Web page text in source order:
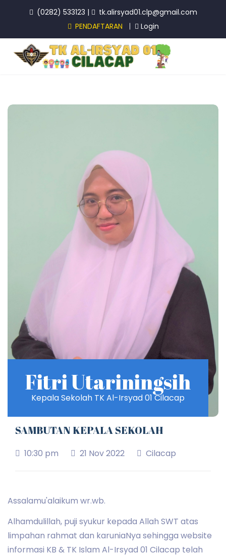
(0282) 533123 |
tk.alirsyad01.clp@gmail.com
PENDAFTARAN
Login
Fitri Utariningsih
Kepala Sekolah TK Al-Irsyad 01 Cilacap
SAMBUTAN KEPALA SEKOLAH
10:30 pm 21 Nov 2022 Cilacap
Assalamu'alaikum wr.wb.
Alhamdulillah, puji syukur kepada Allah SWT atas
limpahan rahmat dan karuniaNya sehingga website
informasi KB & TK Islam Al-Irsyad 01 Cilacap telah